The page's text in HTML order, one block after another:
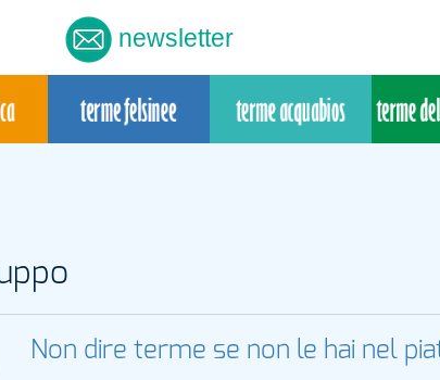
newsletter
Non dire terme se non le hai nel